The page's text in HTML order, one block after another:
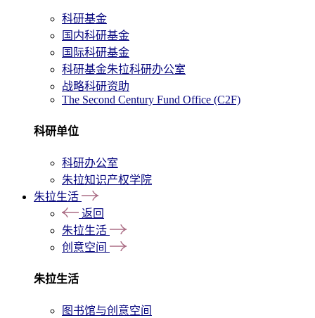
科研基金
国内科研基金
国际科研基金
科研基金朱拉科研办公室
战略科研资助
The Second Century Fund Office (C2F)
科研单位
科研办公室
朱拉知识产权学院
朱拉生活
返回
朱拉生活
创意空间
朱拉生活
图书馆与创意空间